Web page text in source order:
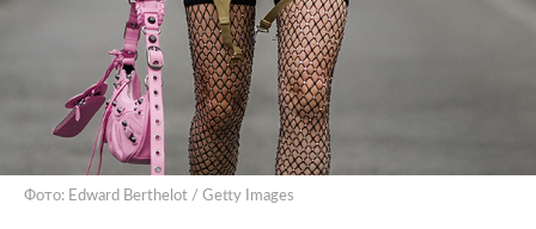
Фото: Edward Berthelot / Getty Images